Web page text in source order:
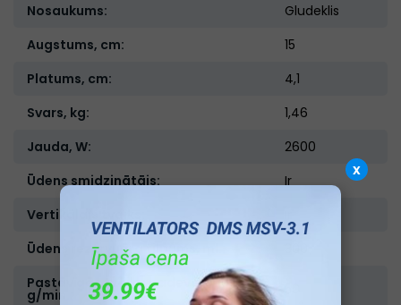
Nosaukums:
Gludeklis
Augstums, cm:
15
Platums, cm:
4,1
Svars, kg:
1,46
Jauda, W:
2600
Ūdens smidzinātājs:
Ir
Vertikālais tvaiks:
Ūdens rezervuāra tilpums, ml.:
Pastāvīgās tvaika padeves jauda,
g/min.:
x